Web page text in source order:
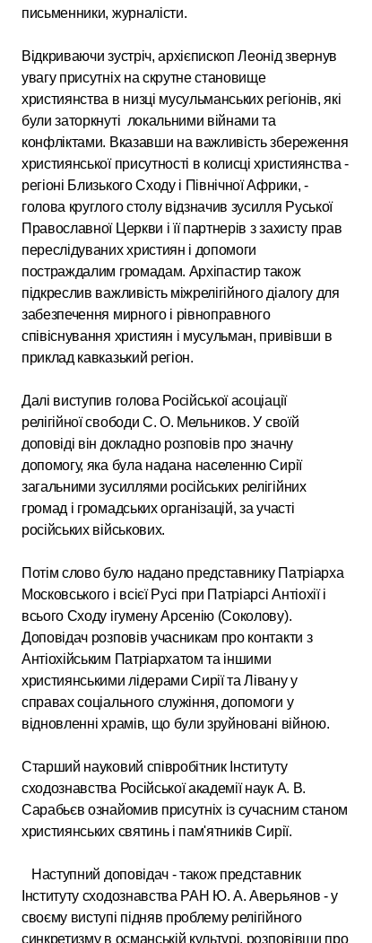
письменники, журналісти.
Відкриваючи зустріч, архієпископ Леонід звернув
увагу присутніх на скрутне становище
християнства в низці мусульманських регіонів, які
були заторкнуті локальними війнами та
конфліктами. Вказавши на важливість збереження
християнської присутності в колисці християнства -
регіоні Близького Сходу і Північної Африки, -
голова круглого столу відзначив зусилля Руської
Православної Церкви і її партнерів з захисту прав
переслідуваних християн і допомоги
постраждалим громадам. Архіпастир також
підкреслив важливість міжрелігійного діалогу для
забезпечення мирного і рівноправного
співіснування християн і мусульман, привівши в
приклад кавказький регіон.
Далі виступив голова Російської асоціації
релігійної свободи С. О. Мельников. У своїй
доповіді він докладно розповів про значну
допомогу, яка була надана населенню Сирії
загальними зусиллями російських релігійних
громад і громадських організацій, за участі
російських військових.
Потім слово було надано представнику Патріарха
Московського і всієї Русі при Патріарсі Антіохії і
всього Сходу ігумену Арсенію (Соколову).
Доповідач розповів учасникам про контакти з
Антіохійським Патріархатом та іншими
християнськими лідерами Сирії та Лівану у
справах соціального служіння, допомоги у
відновленні храмів, що були зруйновані війною.
Старший науковий співробітник Інституту
сходознавства Російської академії наук А. В.
Сарабьєв ознайомив присутніх із сучасним станом
християнських святинь і пам'ятників Сирії.
Наступний доповідач - також представник
Інституту сходознавства РАН Ю. А. Аверьянов - у
своєму виступі підняв проблему релігійного
синкретизму в османській культурі, розповівши про